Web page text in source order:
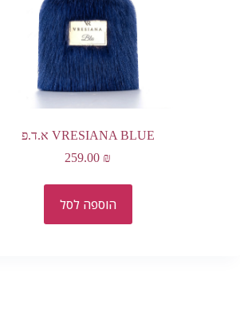
VRESIANA BLUE א.ד.פ
259.00 ₪
הוספה לסל